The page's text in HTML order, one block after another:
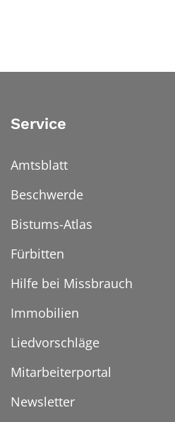
Service
Amtsblatt
Beschwerde
Bistums-Atlas
Fürbitten
Hilfe bei Missbrauch
Immobilien
Liedvorschläge
Mitarbeiterportal
Newsletter